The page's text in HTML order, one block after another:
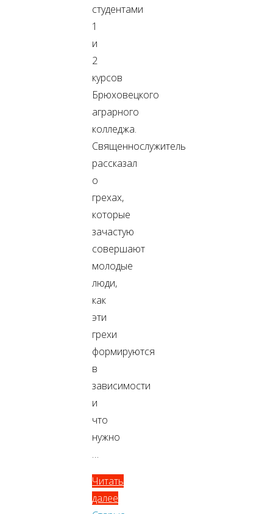
студентами
1
и
2
курсов
Брюховецкого
аграрного
колледжа.
Священнослужитель
рассказал
о
грехах,
которые
зачастую
совершают
молодые
люди,
как
эти
грехи
формируются
в
зависимости
и
что
нужно
…
Читать
далее